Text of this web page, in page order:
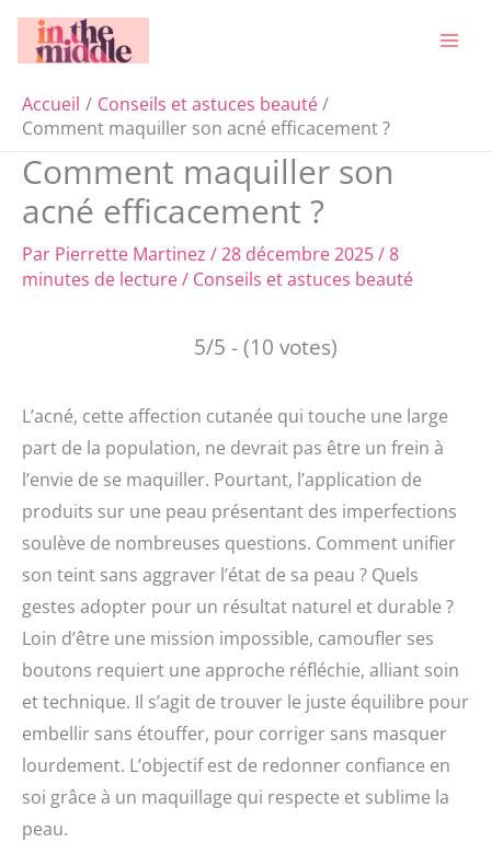
Aller
Accueil
Conseils et astuces beauté
Comment maquiller son acné efficacement ?
Comment maquiller son
acné efficacement ?
Par Pierrette Martinez /28 décembre 2025/8
minutes de lecture/ Conseils et astuces beauté
5/5 - (10 votes)
L’acné, cette affection cutanée qui touche une large
part de la population, ne devrait pas être un frein à
l’envie de se maquiller. Pourtant, l’application de
produits sur une peau présentant des imperfections
soulève de nombreuses questions. Comment unifier
son teint sans aggraver l’état de sa peau ? Quels
gestes adopter pour un résultat naturel et durable ?
Loin d’être une mission impossible, camoufler ses
boutons requiert une approche réfléchie, alliant soin
et technique. Il s’agit de trouver le juste équilibre pour
embellir sans étouffer, pour corriger sans masquer
lourdement. L’objectif est de redonner confiance en
soi grâce à un maquillage qui respecte et sublime la
peau.
Rechercher